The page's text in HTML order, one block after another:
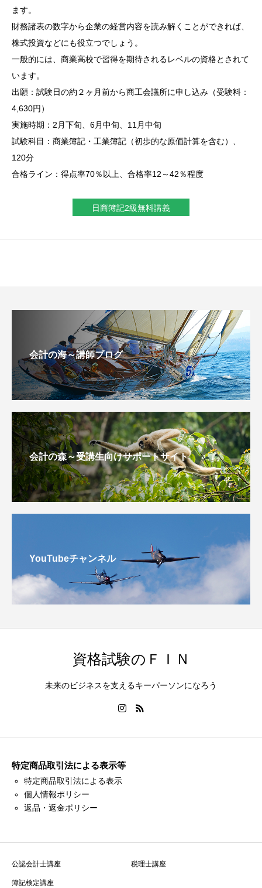
ます。
財務諸表の数字から企業の経営内容を読み解くことができれば、
株式投資などにも役立つでしょう。
一般的には、商業高校で習得を期待されるレベルの資格とされて
います。
出願：試験日の約２ヶ月前から商工会議所に申し込み（受験料：
4,630円）
実施時期：2月下旬、6月中旬、11月中旬
試験科目：商業簿記・工業簿記（初歩的な原価計算を含む）、
120分
合格ライン：得点率70％以上、合格率12～42％程度
日商簿記2級無料講義
会計の海～講師ブログ
会計の森～受講生向けサポートサイト
YouTubeチャンネル
資格試験のＦＩＮ
未来のビジネスを支えるキーパーソンになろう
特定商品取引法による表示等
特定商品取引法による表示
個人情報ポリシー
返品・返金ポリシー
公認会計士講座 税理士講座
簿記検定講座